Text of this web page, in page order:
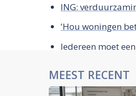
ING:
'Hou woningen
Iedereen moet
MEEST RECENT